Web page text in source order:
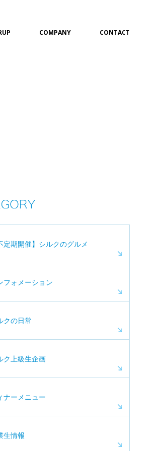
COMPANY CONTACT
定期開催】シルクのグルメ
フォメーション
クの日常
ク上級生企画
ナーメニュー
生情報